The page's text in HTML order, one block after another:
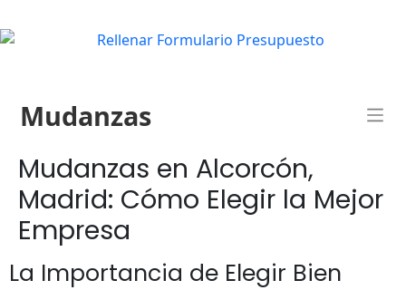
Mudanzas
Mudanzas en Alcorcón,
Madrid: Cómo Elegir la Mejor
Empresa
La Importancia de Elegir Bien